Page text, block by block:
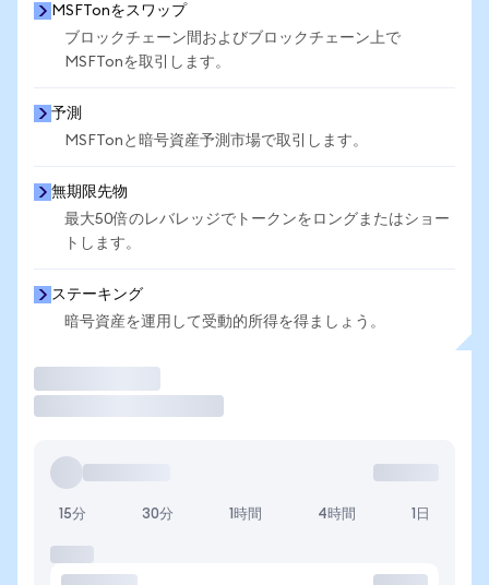
MSFTonをスワップ
ブロックチェーン間およびブロックチェーン上で
MSFTonを取引します。
予測
MSFTonと暗号資産予測市場で取引します。
無期限先物
最大50倍のレバレッジでトークンをロングまたはショー
トします。
ステーキング
暗号資産を運用して受動的所得を得ましょう。
15分 30分 1時間 4時間 1日